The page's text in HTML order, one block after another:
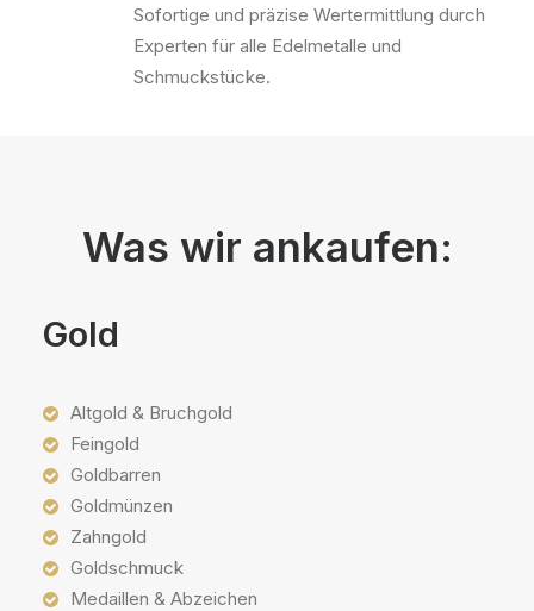
Sofortige und präzise Wertermittlung durch
Experten für alle Edelmetalle und
Schmuckstücke.
Was wir ankaufen:
Gold
Altgold & Bruchgold
Feingold
Goldbarren
Goldmünzen
Zahngold
Goldschmuck
Medaillen & Abzeichen